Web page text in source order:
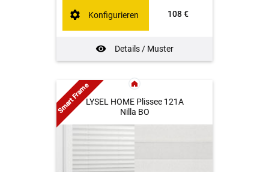
108 €
Details / Muster
Konfigurieren
LYSEL HOME Plissee 121A
Nilla BO
Smart Frame